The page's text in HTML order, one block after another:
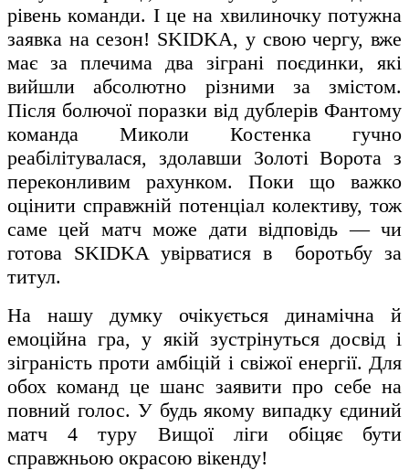
рівень команди. І це на хвилиночку потужна
заявка на сезон! SKIDKA, у свою чергу, вже
має за плечима два зіграні поєдинки, які
вийшли абсолютно різними за змістом.
Після болючої поразки від дублерів Фантому
команда Миколи Костенка гучно
реабілітувалася, здолавши Золоті Ворота з
переконливим рахунком. Поки що важко
оцінити справжній потенціал колективу, тож
саме цей матч може дати відповідь — чи
готова SKIDKA увірватися в боротьбу за
титул.
На нашу думку очікується динамічна й
емоційна гра, у якій зустрінуться досвід і
зіграність проти амбіцій і свіжої енергії. Для
обох команд це шанс заявити про себе на
повний голос. У будь якому випадку єдиний
матч 4 туру Вищої ліги обіцяє бути
справжньою окрасою вікенду!